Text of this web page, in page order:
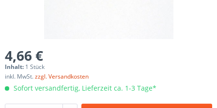
4,66 €
Inhalt: 1 Stück
inkl. MwSt.zzgl. Versandkosten
Sofort versandfertig, Lieferzeit ca. 1-3 Tage*